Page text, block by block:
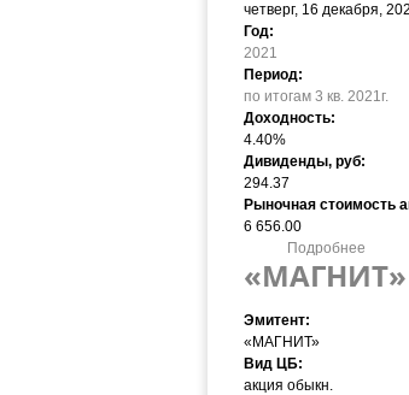
четверг, 16 декабря,
Год:
2021
Период:
по итогам 3 кв. 2021г.
Доходность:
4.40%
Дивиденды, руб:
294.37
Рыночная стоимость
6 656.00
Подробнее
«МАГНИТ»
Эмитент:
«МАГНИТ»
Вид ЦБ:
акция обыкн.